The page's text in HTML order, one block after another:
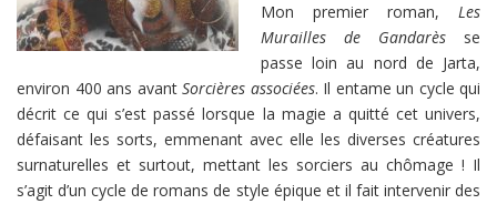
Mon premier roman, Les
Murailles de Gandarès se
passe loin au nord de Jarta,
environ 400 ans avant Sorcières associées. Il entame un cycle qui
décrit ce qui s’est passé lorsque la magie a quitté cet univers,
défaisant les sorts, emmenant avec elle les diverses créatures
surnaturelles et surtout, mettant les sorciers au chômage ! Il
s’agit d’un cycle de romans de style épique et il fait intervenir des